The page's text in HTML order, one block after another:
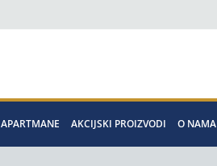
AKCIJSKI PROIZVODI O NAMA